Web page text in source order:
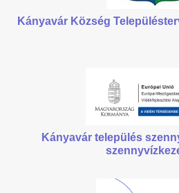
Kányavár Község
Kányavár település